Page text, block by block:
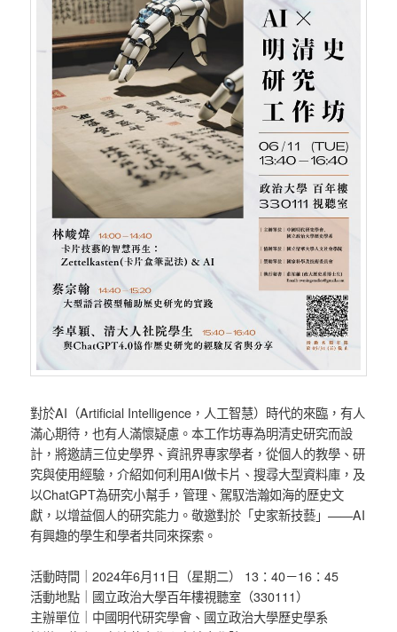
對於AI（Artificial Intelligence，人工智慧）時代的來臨，有人
滿心期待，也有人滿懷疑慮。本工作坊專為明清史研究而設
計，將邀請三位史學界、資訊界專家學者，從個人的教學、研
究與使用經驗，介紹如何利用AI做卡片、搜尋大型資料庫，及
以ChatGPT為研究小幫手，管理、駕馭浩瀚如海的歷史文
獻，以增益個人的研究能力。敬邀對於「史家新技藝」——AI
有興趣的學生和學者共同來探索。
活動時間｜2024年6月11日（星期二） 13：40－16：45
活動地點｜國立政治大學百年樓視聽室（330111）
主辦單位｜中國明代研究學會、國立政治大學歷史學系